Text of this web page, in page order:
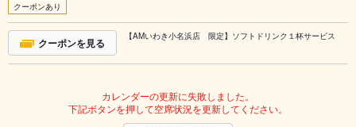
クーポンあり
クーポンを見る 【AMいわき小名浜店 限定】ソフトドリンク１杯サービス
カレンダーの更新に失敗しました。
下記ボタンを押して空席状況を更新してください。